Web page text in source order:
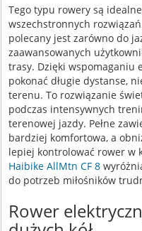
Tego typu rowery są
wszechstronnych
polecany jest zarówno do
zaawansowanych
trasy. Dzięki wspomaganiu
pokonać długie dystanse,
terenu. To rozwiązanie
podczas intensywnych
terenowej jazdy. Pełne
bardziej komfortowa, a
lepiej kontrolować rower w
Haibike AllMtn CF 8
do potrzeb miłośników
Rower